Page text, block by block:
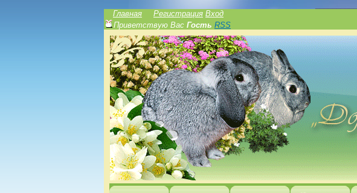
Главная
Регистрация Вход
Приветствую Вас Гость RSS